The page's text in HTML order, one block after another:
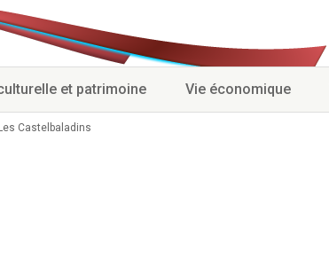
et patrimoine Vie économique
Les Castelbaladins